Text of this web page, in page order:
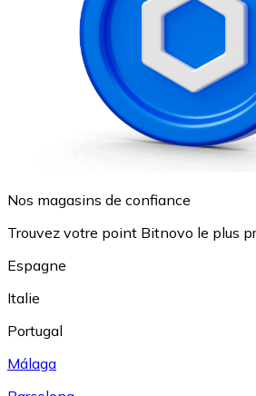
Nos magasins de confiance
Trouvez votre point Bitnovo le plus
Espagne
Italie
Portugal
Málaga